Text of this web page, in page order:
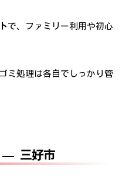
で、ファミリー利用や初心
ミ処理は各自でしっかり管
— 三好市